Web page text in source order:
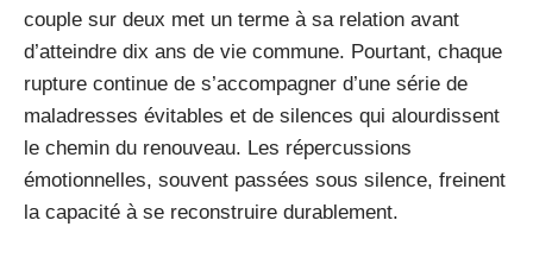
couple sur deux met un terme à sa relation avant
d’atteindre dix ans de vie commune. Pourtant, chaque
rupture continue de s’accompagner d’une série de
maladresses évitables et de silences qui alourdissent
le chemin du renouveau. Les répercussions
émotionnelles, souvent passées sous silence, freinent
la capacité à se reconstruire durablement.